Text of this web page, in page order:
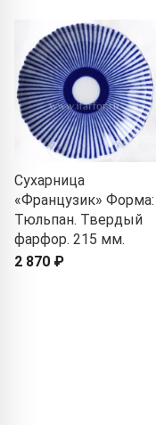
Сухарница
«Французик» Форма:
Тюльпан. Твердый
фарфор. 215 мм.
2 870 ₽